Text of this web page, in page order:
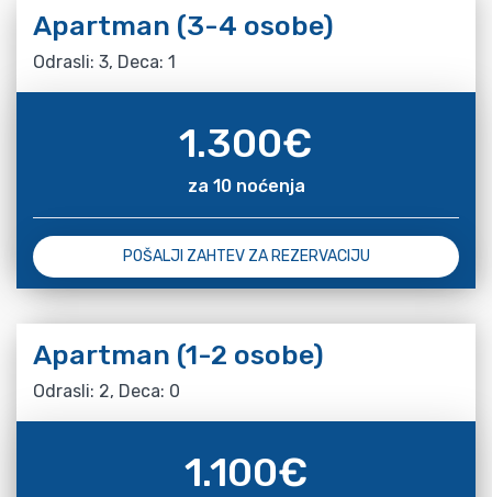
Apartman (3-4 osobe)
Odrasli: 3, Deca: 1
1.300€
za 10 noćenja
POŠALJI ZAHTEV ZA REZERVACIJU
Apartman (1-2 osobe)
Odrasli: 2, Deca: 0
1.100€